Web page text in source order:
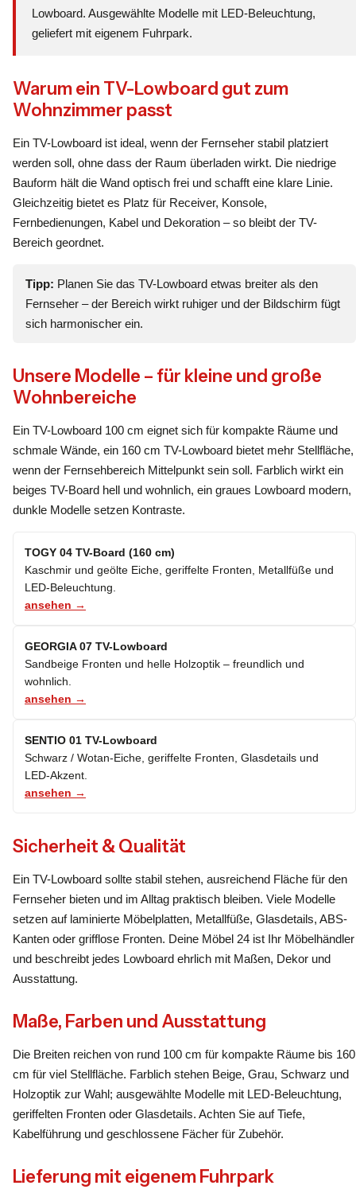
Lowboard. Ausgewählte Modelle mit LED-Beleuchtung,
geliefert mit eigenem Fuhrpark.
Warum ein TV-Lowboard gut zum
Wohnzimmer passt
Ein TV-Lowboard ist ideal, wenn der Fernseher stabil platziert
werden soll, ohne dass der Raum überladen wirkt. Die niedrige
Bauform hält die Wand optisch frei und schafft eine klare Linie.
Gleichzeitig bietet es Platz für Receiver, Konsole,
Fernbedienungen, Kabel und Dekoration – so bleibt der TV-
Bereich geordnet.
Tipp: Planen Sie das TV-Lowboard etwas breiter als den
Fernseher – der Bereich wirkt ruhiger und der Bildschirm fügt
sich harmonischer ein.
Unsere Modelle – für kleine und große
Wohnbereiche
Ein TV-Lowboard 100 cm eignet sich für kompakte Räume und
schmale Wände, ein 160 cm TV-Lowboard bietet mehr Stellfläche,
wenn der Fernsehbereich Mittelpunkt sein soll. Farblich wirkt ein
beiges TV-Board hell und wohnlich, ein graues Lowboard modern,
dunkle Modelle setzen Kontraste.
TOGY 04 TV-Board (160 cm)
Kaschmir und geölte Eiche, geriffelte Fronten, Metallfüße und
LED-Beleuchtung.
ansehen →
GEORGIA 07 TV-Lowboard
Sandbeige Fronten und helle Holzoptik – freundlich und
wohnlich.
ansehen →
SENTIO 01 TV-Lowboard
Schwarz / Wotan-Eiche, geriffelte Fronten, Glasdetails und
LED-Akzent.
ansehen →
Sicherheit & Qualität
Ein TV-Lowboard sollte stabil stehen, ausreichend Fläche für den
Fernseher bieten und im Alltag praktisch bleiben. Viele Modelle
setzen auf laminierte Möbelplatten, Metallfüße, Glasdetails, ABS-
Kanten oder grifflose Fronten. Deine Möbel 24 ist Ihr Möbelhändler
und beschreibt jedes Lowboard ehrlich mit Maßen, Dekor und
Ausstattung.
Maße, Farben und Ausstattung
Die Breiten reichen von rund 100 cm für kompakte Räume bis 160
cm für viel Stellfläche. Farblich stehen Beige, Grau, Schwarz und
Holzoptik zur Wahl; ausgewählte Modelle mit LED-Beleuchtung,
geriffelten Fronten oder Glasdetails. Achten Sie auf Tiefe,
Kabelführung und geschlossene Fächer für Zubehör.
Lieferung mit eigenem Fuhrpark